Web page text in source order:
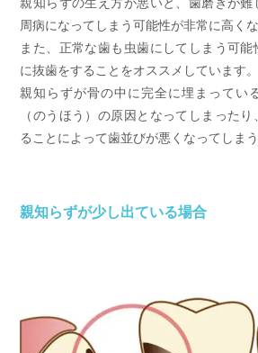
親知らずの生え方が悪いと、歯磨きが
周病になってしまう可能性が非常に高くな
また、正常な歯も虫歯にしてしまう可
に抜歯をすることをオススメしています。
親知らずが骨の中に完全に埋まってい
（のうほう）の原因となってしまった
ることによって歯並びが悪くなってしま
親知らずが少し出ている場合